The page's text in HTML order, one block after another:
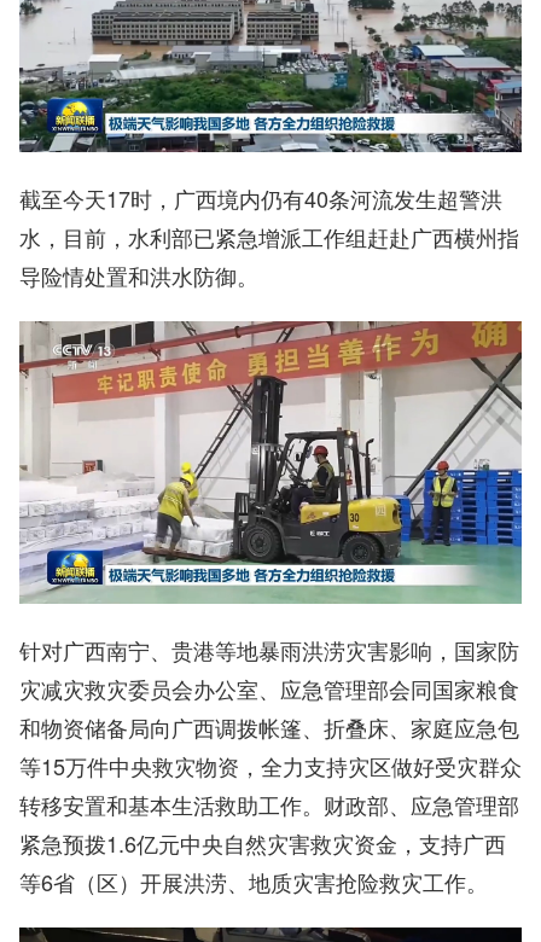
截至今天17时，广西境内仍有40条河流发生超警洪
水，目前，水利部已紧急增派工作组赶赴广西横州指
导险情处置和洪水防御。
针对广西南宁、贵港等地暴雨洪涝灾害影响，国家防
灾减灾救灾委员会办公室、应急管理部会同国家粮食
和物资储备局向广西调拨帐篷、折叠床、家庭应急包
等15万件中央救灾物资，全力支持灾区做好受灾群众
转移安置和基本生活救助工作。财政部、应急管理部
紧急预拨1.6亿元中央自然灾害救灾资金，支持广西
等6省（区）开展洪涝、地质灾害抢险救灾工作。